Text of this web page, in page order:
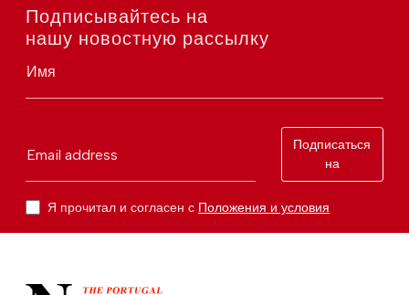
Подписывайтесь на
нашу новостную рассылку
Имя
Email address
Подписаться
на
Я прочитал и согласен с Положения и условия